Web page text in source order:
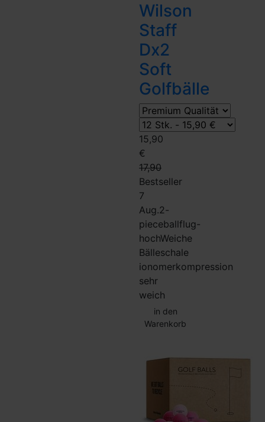
Wilson
Staff
Dx2
Soft
Golfbälle
15,90
€
17,90
Bestseller
7
Aug.2-
pieceballflug-
hochWeiche
Bälleschale
ionomerkompression
sehr
weich
in den
Warenkorb